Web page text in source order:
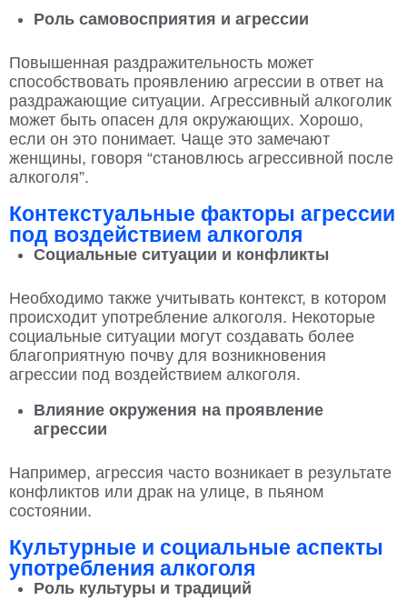
Роль самовосприятия и агрессии
Повышенная раздражительность может
способствовать проявлению агрессии в ответ на
раздражающие ситуации. Агрессивный алкоголик
может быть опасен для окружающих. Хорошо,
если он это понимает. Чаще это замечают
женщины, говоря “становлюсь агрессивной после
алкоголя”.
Контекстуальные факторы агрессии
под воздействием алкоголя
Социальные ситуации и конфликты
Необходимо также учитывать контекст, в котором
происходит употребление алкоголя. Некоторые
социальные ситуации могут создавать более
благоприятную почву для возникновения
агрессии под воздействием алкоголя.
Влияние окружения на проявление
агрессии
Например, агрессия часто возникает в результате
конфликтов или драк на улице, в пьяном
состоянии.
Культурные и социальные аспекты
употребления алкоголя
Роль культуры и традиций